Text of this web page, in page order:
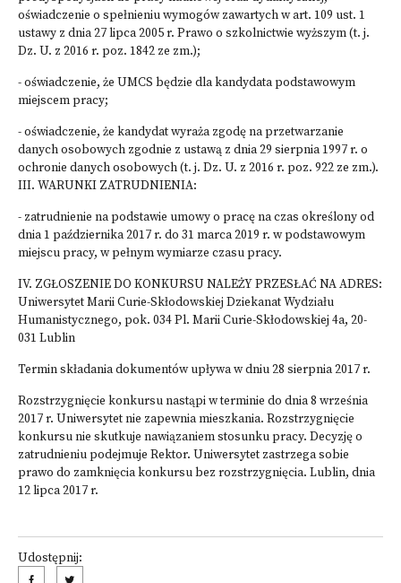
oświadczenie o spełnieniu wymogów zawartych w art. 109 ust. 1
ustawy z dnia 27 lipca 2005 r. Prawo o szkolnictwie wyższym (t. j.
Dz. U. z 2016 r. poz. 1842 ze zm.);
- oświadczenie, że UMCS będzie dla kandydata podstawowym
miejscem pracy;
- oświadczenie, że kandydat wyraża zgodę na przetwarzanie
danych osobowych zgodnie z ustawą z dnia 29 sierpnia 1997 r. o
ochronie danych osobowych (t. j. Dz. U. z 2016 r. poz. 922 ze zm.).
III. WARUNKI ZATRUDNIENIA:
- zatrudnienie na podstawie umowy o pracę na czas określony od
dnia 1 października 2017 r. do 31 marca 2019 r. w podstawowym
miejscu pracy, w pełnym wymiarze czasu pracy.
IV. ZGŁOSZENIE DO KONKURSU NALEŻY PRZESŁAĆ NA ADRES:
Uniwersytet Marii Curie-Skłodowskiej Dziekanat Wydziału
Humanistycznego, pok. 034 Pl. Marii Curie-Skłodowskiej 4a, 20-
031 Lublin
Termin składania dokumentów upływa w dniu 28 sierpnia 2017 r.
Rozstrzygnięcie konkursu nastąpi w terminie do dnia 8 września
2017 r. Uniwersytet nie zapewnia mieszkania. Rozstrzygnięcie
konkursu nie skutkuje nawiązaniem stosunku pracy. Decyzję o
zatrudnieniu podejmuje Rektor. Uniwersytet zastrzega sobie
prawo do zamknięcia konkursu bez rozstrzygnięcia. Lublin, dnia
12 lipca 2017 r.
Udostępnij: